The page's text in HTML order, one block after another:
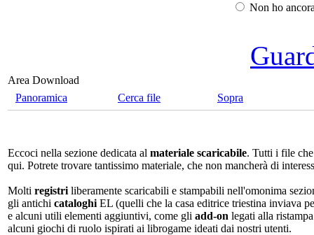
Non ho
Area Download
Panoramica
Cerca file Sopra
Eccoci nella sezione dedicata al materiale scaricabile. Tutti i file
qui. Potrete trovare tantissimo materiale, che non mancherà di
Molti registri liberamente scaricabili e stampabili nell'omonima
gli antichi cataloghi EL (quelli che la casa editrice triestina inviava
e alcuni utili elementi aggiuntivi, come gli add-on legati alla
alcuni giochi di ruolo ispirati ai librogame ideati dai nostri utenti.